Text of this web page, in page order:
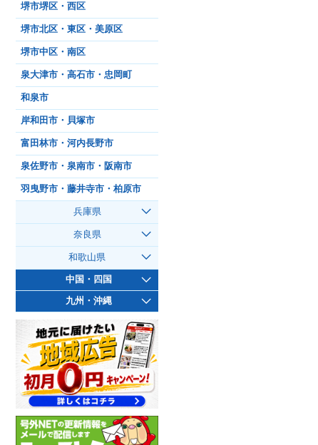
堺市堺区・西区
堺市北区・東区・美原区
堺市中区・南区
泉大津市・高石市・忠岡町
和泉市
岸和田市・貝塚市
富田林市・河内長野市
泉佐野市・泉南市・阪南市
羽曳野市・藤井寺市・柏原市
兵庫県
奈良県
和歌山県
中国・四国
九州・沖縄